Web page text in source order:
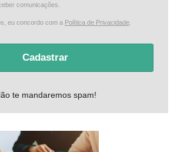
comunicações.
eu concordo com a Política de Privacidade
Cadastrar
te mandaremos spam!